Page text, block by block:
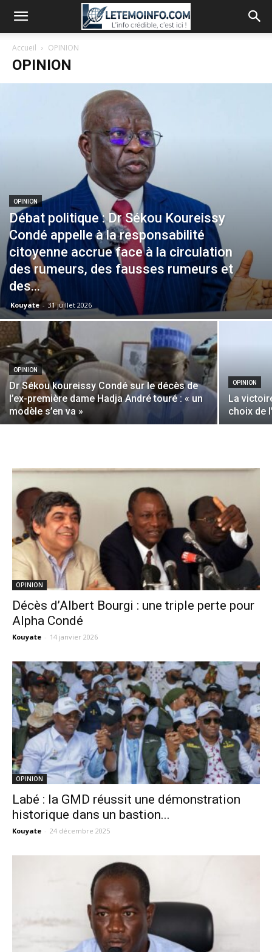
Accueil OPINION
OPINION
OPINION
Débat politique : Dr Sékou Koureissy
Condé appelle à la responsabilité
citoyenne accrue face à la circulation
des rumeurs, des fausses rumeurs et
des...
Kouyate - 31 juillet 2026
OPINION
Dr Sékou koureissy Condé sur le décès de
l’ex-première dame Hadja André touré : « un
modèle s’en va »
OPINION
La
choix de
OPINION
Décès d’Albert Bourgi : une triple perte pour
Alpha Condé
Kouyate - 14 janvier 2026
OPINION
Labé : la GMD réussit une démonstration
historique dans un bastion...
Kouyate - 24 décembre 2025